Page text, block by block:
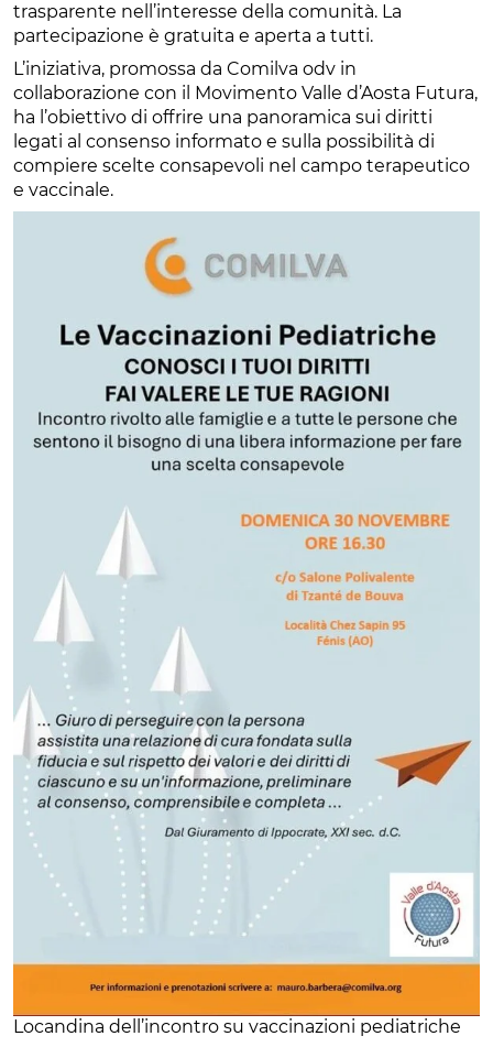
trasparente nell’interesse della comunità. La
partecipazione è gratuita e aperta a tutti.
L’iniziativa, promossa da Comilva odv in
collaborazione con il Movimento Valle d’Aosta Futura,
ha l’obiettivo di offrire una panoramica sui diritti
legati al consenso informato e sulla possibilità di
compiere scelte consapevoli nel campo terapeutico
e vaccinale.
Locandina dell’incontro su vaccinazioni pediatriche